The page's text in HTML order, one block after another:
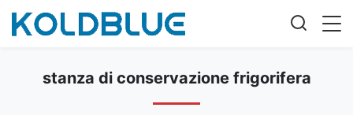
stanza di conservazione frigorifera